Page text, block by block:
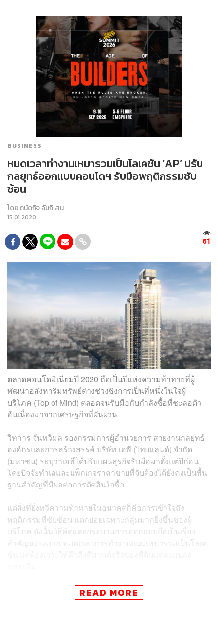
BUSINESS
หมดเวลาทำงานเหมารวมเป็นโลเคชัน ‘AP’ ปรับ
กลยุทธ์ออกแบบคอนโดฯ รับมือพฤติกรรมซับ
ซ้อน
โดยถนัดกิจ จันกิเสน
15.01.2020
61
ตลาดคอนโดมิเนียมปี 2020 ถือเป็นปีแห่งความท้าทายที่ผู้
พัฒนาอสังหาริมทรัพย์ต่างช่วงชิงการเป็นที่หนึ่งในใจผู้
บริโภค (Top of Mind) ตลอดจนรับมือกับกำลังซื้อที่ชะลอตัว
อันเนื่องมาจากเศรษฐกิจที่ผันผวน
วิทการ จันทวิมล รองกรรมการผู้อำนวยการ สายงานกลยุทธ์
องค์กรและการสร้างสรรค์ บริษัท เอพี (ไทยแลนด์) จำกัด
(มหาชน) ระบุว่าเอพีได้ปรับแผนธุรกิจรับมือมาตั้งแต่ปีก่อน
โดยปัจจัยทำเลและแพ็กเกจราคาขายที่จับต้องได้ยังคงเป็นพื้น
ฐานสำคัญที่มีผลต่อการตัดสินใจซื้อ
แต่สิ่งที่ยิ่งทวีความท้าทายในอนาคตก็คือการเข้าใจถึง
พฤติกรรมที่ซับซ้อน แตกย่อยเฉพาะกลุ่มมากยิ่งขึ้นของผู้
บริโภค ดังนั้นวิธีคิดและกระบวนการออกแบบถือเป็นเรื่อง
สำคัญอย่างมาก หมดเวลาการทำงานแบบเหมารวมเป็นโลเค
“ตลอดระยะเวลา 3 ปีที่ผ่านมา เราได้เตรียมความพร้อมใน
การทำความเข้าใจถึงรูปแบบการอยู่อาศัยที่แตกต่างกันของ
READ MORE